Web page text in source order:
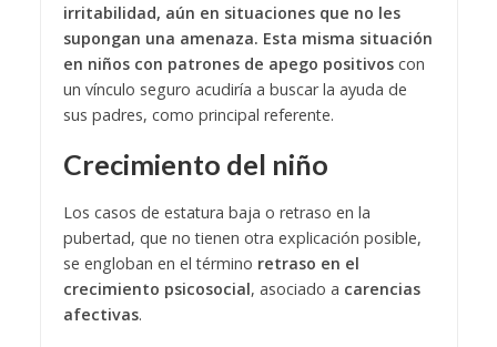
irritabilidad, aún en situaciones que no les
supongan una amenaza. Esta misma situación
en niños con patrones de apego positivoscon
un vínculo seguro acudiría a buscar la ayuda de
sus padres, como principal referente.
Crecimiento del niño
Los casos de estatura baja o retraso en la
pubertad, que no tienen otra explicación posible,
se engloban en el término retraso en el
crecimiento psicosocial, asociado a carencias
afectivas.